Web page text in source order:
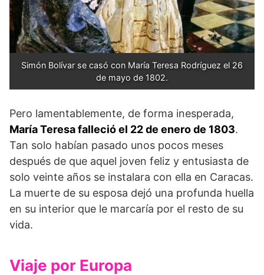
Simón Bolívar se casó con María Teresa Rodríguez el 26
de mayo de 1802.
Pero lamentablemente, de forma inesperada,
María Teresa falleció el 22 de enero de 1803.
Tan solo habían pasado unos pocos meses
después de que aquel joven feliz y entusiasta de
solo veinte años se instalara con ella en Caracas.
La muerte de su esposa dejó una profunda huella
en su interior que le marcaría por el resto de su
vida.
Viaje por Europa